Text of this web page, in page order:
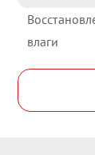
влаги